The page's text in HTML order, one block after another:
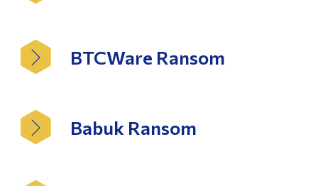
BTCWare Ransom
Babuk Ransom